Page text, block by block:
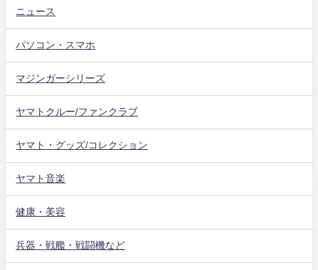
ニュース
パソコン・スマホ
マジンガーシリーズ
ヤマトクルー/ファンクラブ
ヤマト・グッズ/コレクション
ヤマト音楽
健康・美容
兵器・戦艦・戦闘機など